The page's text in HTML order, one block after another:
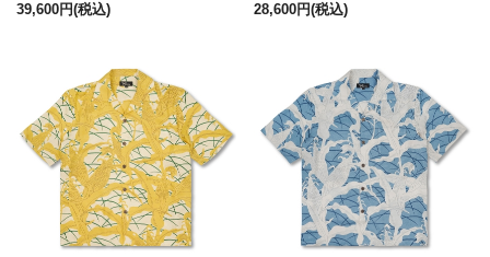
39,600円(税込)
28,600円(税込)